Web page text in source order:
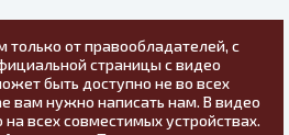
от правообладателей, с
страницы с видео
быть доступно не во всех
вам нужно написать нам. В видео
всех совместимых устройствах.